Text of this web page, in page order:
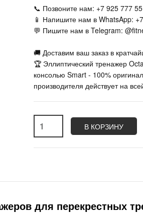
📞 Позвоните нам: +7 925 777
📱 Напишите нам в WhatsApp:
💬 Пишите нам в Telegram:
🚚 Доставим ваш заказ в
🏆 Эллиптический тренажер
консолью Smart - 100%
производителя действует на
В КОРЗИНУ
для перекрестных